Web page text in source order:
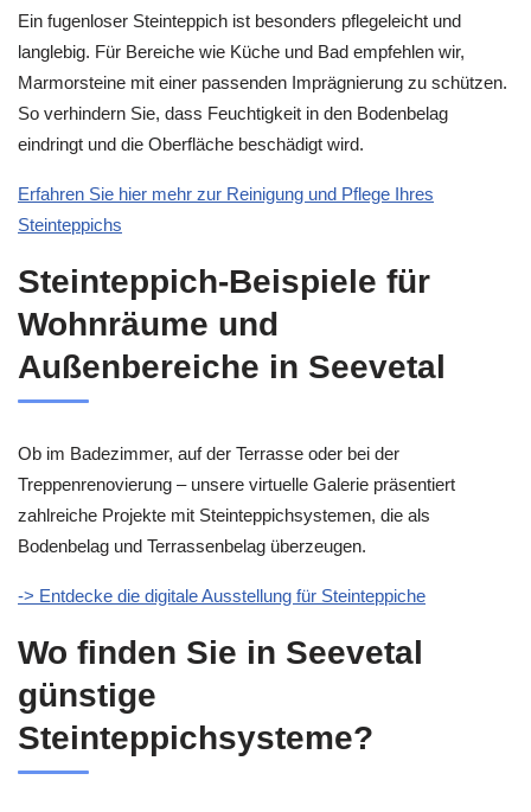
Ein fugenloser Steinteppich ist besonders pflegeleicht und
langlebig. Für Bereiche wie Küche und Bad empfehlen wir,
Marmorsteine mit einer passenden Imprägnierung zu schützen.
So verhindern Sie, dass Feuchtigkeit in den Bodenbelag
eindringt und die Oberfläche beschädigt wird.
Erfahren Sie hier mehr zur Reinigung und Pflege Ihres
Steinteppichs
Steinteppich-Beispiele für
Wohnräume und
Außenbereiche in Seevetal
Ob im Badezimmer, auf der Terrasse oder bei der
Treppenrenovierung – unsere virtuelle Galerie präsentiert
zahlreiche Projekte mit Steinteppichsystemen, die als
Bodenbelag und Terrassenbelag überzeugen.
-> Entdecke die digitale Ausstellung für Steinteppiche
Wo finden Sie in Seevetal
günstige
Steinteppichsysteme?